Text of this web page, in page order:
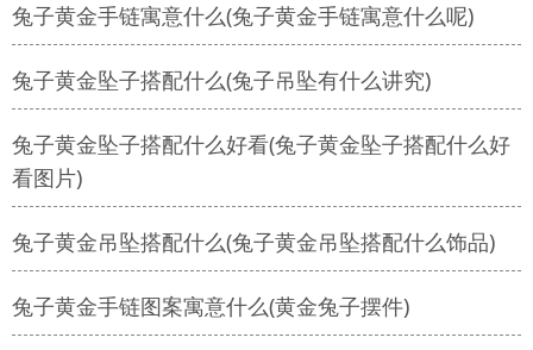
兔子黄金手链寓意什么(兔子黄金手链寓意什么呢)
兔子黄金坠子搭配什么(兔子吊坠有什么讲究)
兔子黄金坠子搭配什么好看(兔子黄金坠子搭配什么好
看图片)
兔子黄金吊坠搭配什么(兔子黄金吊坠搭配什么饰品)
兔子黄金手链图案寓意什么(黄金兔子摆件)